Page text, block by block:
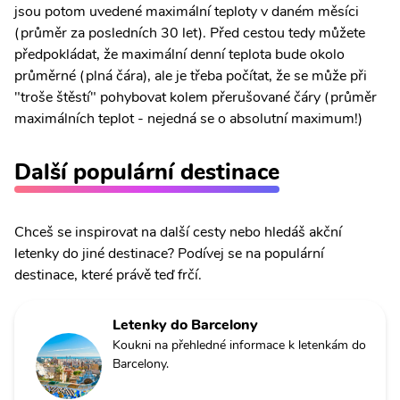
jsou potom uvedené maximální teploty v daném měsíci
(průměr za posledních 30 let). Před cestou tedy můžete
předpokládat, že maximální denní teplota bude okolo
průměrné (plná čára), ale je třeba počítat, že se může při
"troše štěstí" pohybovat kolem přerušované čáry (průměr
maximálních teplot - nejedná se o absolutní maximum!)
Další populární destinace
Chceš se inspirovat na další cesty nebo hledáš akční
letenky do jiné destinace? Podívej se na populární
destinace, které právě teď frčí.
Letenky do Barcelony
Koukni na přehledné informace k letenkám do
Barcelony.